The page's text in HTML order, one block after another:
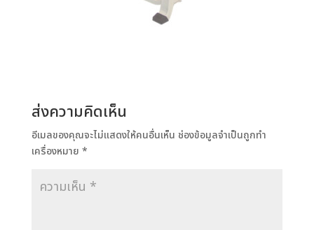
ส่งความคิดเห็น
อีเมลของคุณจะไม่แสดงให้คนอื่นเห็น ช่องข้อมูลจำเป็นถูกทำ
เครื่องหมาย *